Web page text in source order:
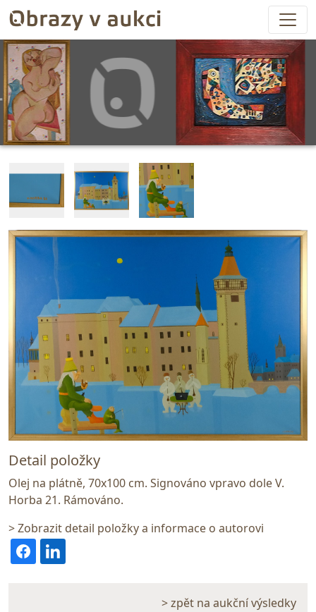
Detail položky
Olej na plátně, 70x100 cm. Signováno vpravo dole V.
Horba 21. Rámováno.
> Zobrazit detail položky a informace o autorovi
> zpět na aukční výsledky